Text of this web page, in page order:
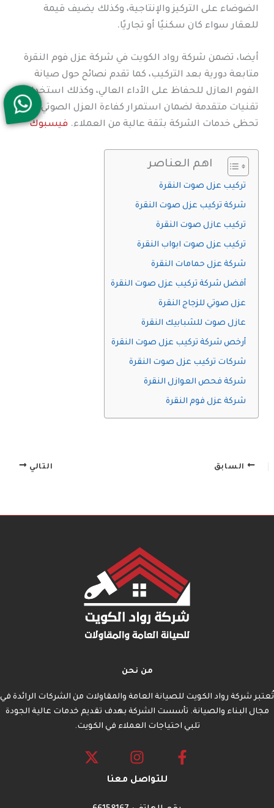
الضوضاء على التركيز والإنتاجية، وكذلك يضيف قيمة
للعقار سواء كان سكنيًا أو تجاريًا.
أيضا، تضمن شركة رواد الكويت في شركة عزل فوم النقرة
متابعة دورية بعد التركيب، كما تقدم نصائح حول صيانة
الفوم العازل للحفاظ على الأداء العالي، وكذلك استخدام
تقنيات متقدمة لضمان استمرار كفاءة العزل الصوتي، لذلك
تحظى خدمات الشركة بثقة عالية من العملاء. فيسبوك
اهم العناصر
تركيب عزل صوت النقرة
شركة تركيب عزل صوت النقرة
تركيب عازل صوت النقرة
تركيب عزل صوت ابواب النقرة
شركة عزل حمامات النقرة
أفضل شركة تركيب عزل صوت النقرة
عزل صوتي للزجاج النقرة
عازل صوت للشبابيك النقرة
أرخص شركة تركيب عزل صوت النقرة
شركات تركيب عزل صوت النقرة
شركة فحص العوازل النقرة
شركة عزل فوم النقرة
السابق التالي
من نحن
تُعتبر شركة رواد الكويت للصيانة العامة والمقاولات من الشركات الرائدة في
مجال البناء والصيانة. تأسست الشركة بهدف تقديم خدمات عالية الجودة
تلبي احتياجات العملاء في الكويت.
للتواصل معنا